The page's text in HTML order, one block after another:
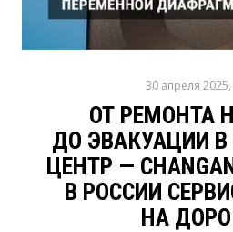
30 апреля 2025,
ОТ РЕМОНТА
ДО ЭВАКУАЦИИ
ЦЕНТР —
В РОССИИ
НА